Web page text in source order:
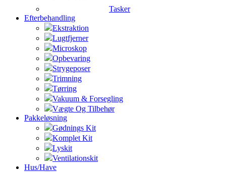
Tasker
Efterbehandling
Ekstraktion
Lugtfjerner
Microskop
Opbevaring
Strygeposer
Trimning
Tørring
Vakuum & Forsegling
Vægte Og Tilbehør
Pakkeløsning
Gødnings Kit
Komplet Kit
Lyskit
Ventilationskit
Hus/Have